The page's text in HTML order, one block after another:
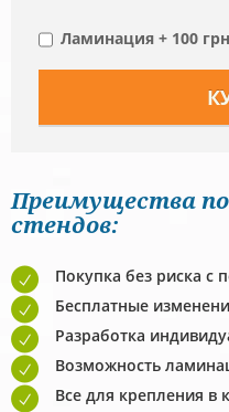
Ламинация + 100 грн
Преимущества
стендов:
Покупка без риска с
Бесплатные
Разработка
Возможность
Все для крепления в